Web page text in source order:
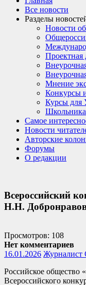
Все новости
Разделы
Новости
Проектная
Мнение
Конкурсы
Курсы для
Самое
Новости
Авторские
Форумы
О редакции
Всероссийский
Н.Н.
Просмотров: 108
Нет комментариев
16.01.2026 Журналист
Российское общество
Всероссийского